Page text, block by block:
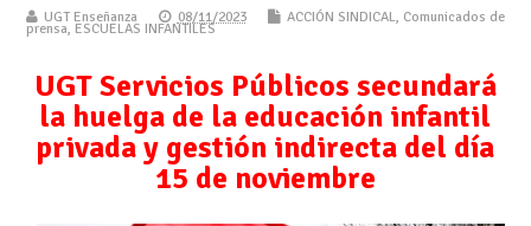
UGT Enseñanza 08/11/2023 ACCIÓN SINDICAL, Comunicados de
prensa, ESCUELAS INFANTILES
UGT Servicios Públicos secundará
la huelga de la educación infantil
privada y gestión indirecta del día
15 de noviembre